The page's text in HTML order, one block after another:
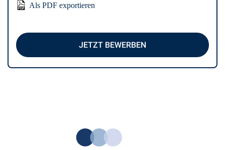
Als PDF exportieren
JETZT BEWERBEN